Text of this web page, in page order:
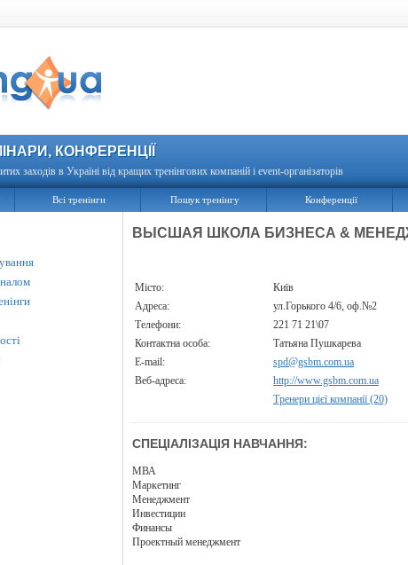
КОНФЕРЕНЦІЇ
заходів в Україні від кращих тренінгових компаній і event-організаторів
Всі тренінги Пошук тренінгу Конференції
ВЫСШАЯ ШКОЛА БИЗНЕСА &
Місто:
Київ
Адреса:
ул.Горького 4/6, оф.№2
Телефони:
221 71 21\07
Контактна особа:
Татьяна Пушкарева
E-mail:
spd@gsbm.com.ua
Веб-адреса:
http://www.gsbm.com.ua
Тренери цієї компанії (20)
СПЕЦІАЛІЗАЦІЯ НАВЧАННЯ:
МВА
Маркетинг
Менеджмент
Инвестиции
Финансы
Проектный менеджмент